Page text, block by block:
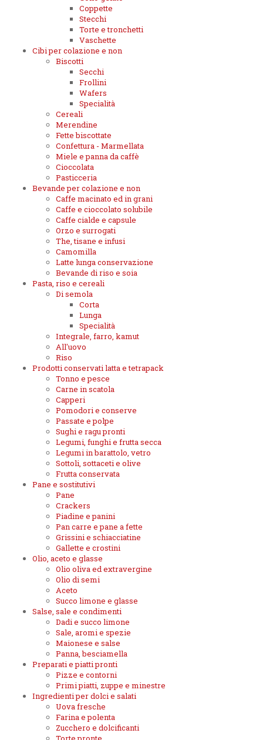
Coppette
Stecchi
Torte e tronchetti
Vaschette
Cibi per colazione e non
Biscotti
Secchi
Frollini
Wafers
Specialità
Cereali
Merendine
Fette biscottate
Confettura - Marmellata
Miele e panna da caffè
Cioccolata
Pasticceria
Bevande per colazione e non
Caffe macinato ed in grani
Caffe e cioccolato solubile
Caffe cialde e capsule
Orzo e surrogati
The, tisane e infusi
Camomilla
Latte lunga conservazione
Bevande di riso e soia
Pasta, riso e cereali
Di semola
Corta
Lunga
Specialità
Integrale, farro, kamut
All'uovo
Riso
Prodotti conservati latta e tetrapack
Tonno e pesce
Carne in scatola
Capperi
Pomodori e conserve
Passate e polpe
Sughi e ragu pronti
Legumi, funghi e frutta secca
Legumi in barattolo, vetro
Sottoli, sottaceti e olive
Frutta conservata
Pane e sostitutivi
Pane
Crackers
Piadine e panini
Pan carre e pane a fette
Grissini e schiacciatine
Gallette e crostini
Olio, aceto e glasse
Olio oliva ed extravergine
Olio di semi
Aceto
Succo limone e glasse
Salse, sale e condimenti
Dadi e succo limone
Sale, aromi e spezie
Maionese e salse
Panna, besciamella
Preparati e piatti pronti
Pizze e contorni
Primi piatti, zuppe e minestre
Ingredienti per dolci e salati
Uova fresche
Farina e polenta
Zucchero e dolcificanti